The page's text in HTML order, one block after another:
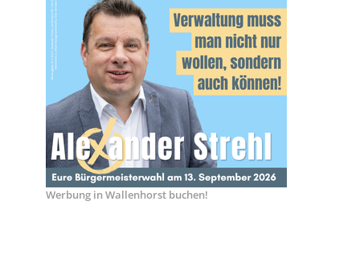
Werbung in Wallenhorst buchen!